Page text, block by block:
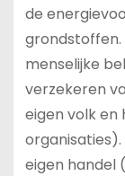
de
grondstoffen.
menselijke
verzekeren
eigen volk
eigen handel